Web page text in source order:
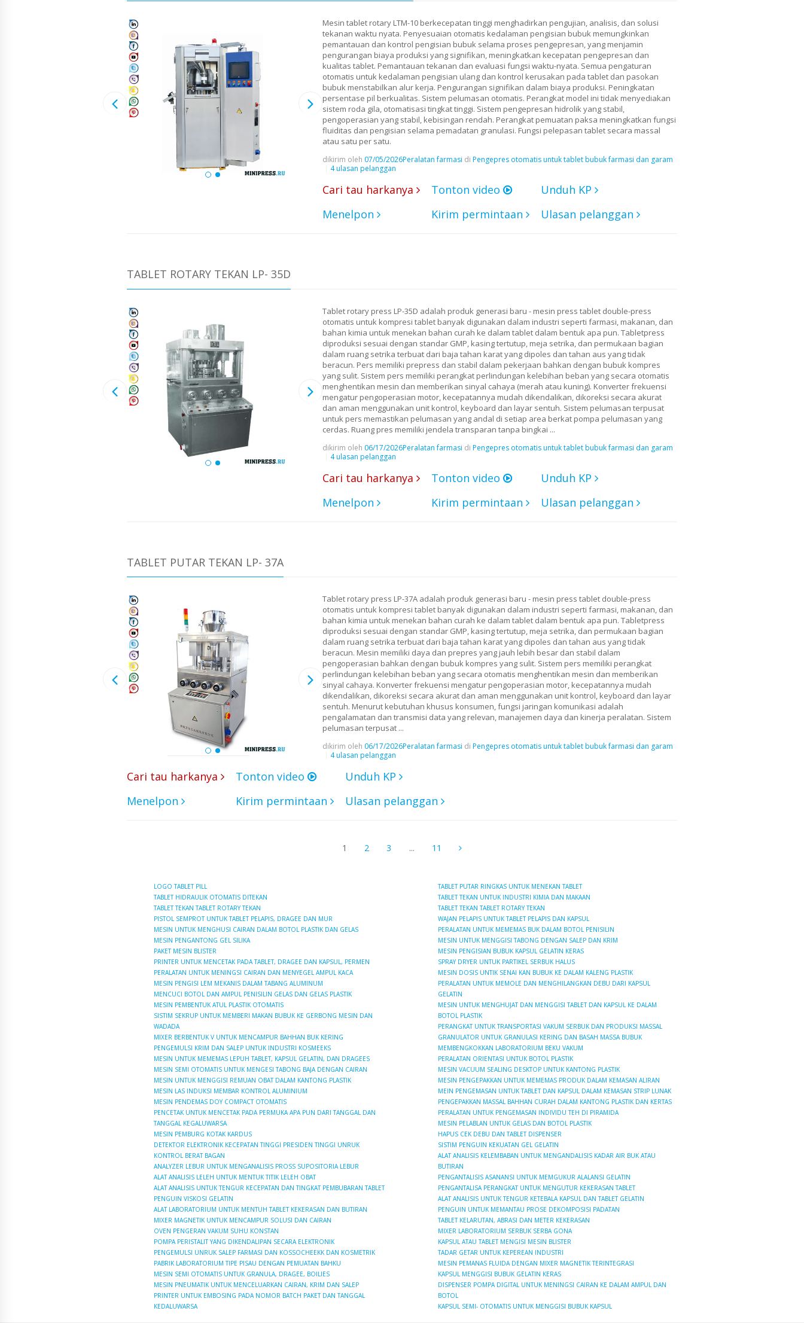
Mesin tablet rotary LTM-10 berkecepatan tinggi menghadirkan pengujian, analisis, dan solusi
tekanan waktu nyata. Penyesuaian otomatis kedalaman pengisian bubuk memungkinkan
pemantauan dan kontrol pengisian bubuk selama proses pengepresan, yang menjamin
pengurangan biaya produksi yang signifikan, meningkatkan kecepatan pengepresan dan
kualitas tablet. Pemantauan tekanan dan evaluasi fungsi waktu-nyata. Semua pengaturan
otomatis untuk kedalaman pengisian ulang dan kontrol kerusakan pada tablet dan pasokan
bubuk menstabilkan alur kerja. Pengurangan signifikan dalam biaya produksi. Peningkatan
persentase pil berkualitas. Sistem pelumasan otomatis. Perangkat model ini tidak menyediakan
sistem roda gila, otomatisasi tingkat tinggi. Sistem pengepresan hidrolik yang stabil,
pengoperasian yang stabil, kebisingan rendah. Perangkat pemuatan paksa meningkatkan fungsi
fluiditas dan pengisian selama pemadatan granulasi. Fungsi pelepasan tablet secara massal
atau satu per satu.
dikirim oleh 07/05/2026Peralatan farmasi di Pengepres otomatis untuk tablet bubuk farmasi dan garam
4 ulasan pelanggan
Cari tau harkanya Tonton video
Unduh KP
Menelpon
Kirim permintaan Ulasan pelanggan
TABLET ROTARY TEKAN LP- 35D
Tablet rotary press LP-35D adalah produk generasi baru - mesin press tablet double-press
otomatis untuk kompresi tablet banyak digunakan dalam industri seperti farmasi, makanan, dan
bahan kimia untuk menekan bahan curah ke dalam tablet dalam bentuk apa pun. Tabletpress
diproduksi sesuai dengan standar GMP, kasing tertutup, meja setrika, dan permukaan bagian
dalam ruang setrika terbuat dari baja tahan karat yang dipoles dan tahan aus yang tidak
beracun. Pers memiliki prepress dan stabil dalam pekerjaan bahkan dengan bubuk kompres
yang sulit. Sistem pers memiliki perangkat perlindungan kelebihan beban yang secara otomatis
menghentikan mesin dan memberikan sinyal cahaya (merah atau kuning). Konverter frekuensi
mengatur pengoperasian motor, kecepatannya mudah dikendalikan, dikoreksi secara akurat
dan aman menggunakan unit kontrol, keyboard dan layar sentuh. Sistem pelumasan terpusat
untuk pers memastikan pelumasan yang andal di setiap area berkat pompa pelumasan yang
cerdas. Ruang pres memiliki jendela transparan tanpa bingkai ...
dikirim oleh 06/17/2026Peralatan farmasi di Pengepres otomatis untuk tablet bubuk farmasi dan garam
4 ulasan pelanggan
Cari tau harkanya Tonton video
Unduh KP
Menelpon
Kirim permintaan Ulasan pelanggan
TABLET PUTAR TEKAN LP- 37A
Tablet rotary press LP-37A adalah produk generasi baru - mesin press tablet double-press
otomatis untuk kompresi tablet banyak digunakan dalam industri seperti farmasi, makanan, dan
bahan kimia untuk menekan bahan curah ke dalam tablet dalam bentuk apa pun. Tabletpress
diproduksi sesuai dengan standar GMP, kasing tertutup, meja setrika, dan permukaan bagian
dalam ruang setrika terbuat dari baja tahan karat yang dipoles dan tahan aus yang tidak
beracun. Mesin memiliki daya dan prepres yang jauh lebih besar dan stabil dalam
pengoperasian bahkan dengan bubuk kompres yang sulit. Sistem pers memiliki perangkat
perlindungan kelebihan beban yang secara otomatis menghentikan mesin dan memberikan
sinyal cahaya. Konverter frekuensi mengatur pengoperasian motor, kecepatannya mudah
dikendalikan, dikoreksi secara akurat dan aman menggunakan unit kontrol, keyboard dan layar
sentuh. Menurut kebutuhan khusus konsumen, fungsi jaringan komunikasi adalah
pengalamatan dan transmisi data yang relevan, manajemen daya dan kinerja peralatan. Sistem
pelumasan terpusat ...
dikirim oleh 06/17/2026Peralatan farmasi di Pengepres otomatis untuk tablet bubuk farmasi dan garam
4 ulasan pelanggan
Cari tau harkanya Tonton video
Unduh KP
Menelpon
Kirim permintaan Ulasan pelanggan
1 2 3 ... 11
LOGO TABLET PILL
TABLET HIDRAULIK OTOMATIS DITEKAN
TABLET TEKAN TABLET ROTARY TEKAN
PISTOL SEMPROT UNTUK TABLET PELAPIS, DRAGEE DAN MUR
MESIN UNTUK MENGHUSI CAIRAN DALAM BOTOL PLASTIK DAN GELAS
MESIN PENGANTONG GEL SILIKA
PAKET MESIN BLISTER
PRINTER UNTUK MENCETAK PADA TABLET, DRAGEE DAN KAPSUL, PERMEN
PERALATAN UNTUK MENINGSI CAIRAN DAN MENYEGEL AMPUL KACA
MESIN PENGISI LEM MEKANIS DALAM TABANG ALUMINUM
MENCUCI BOTOL DAN AMPUL PENISILIN GELAS DAN GELAS PLASTIK
MESIN PEMBENTUK ATUL PLASTIK OTOMATIS
SISTIM SEKRUP UNTUK MEMBERI MAKAN BUBUK KE GERBONG MESIN DAN
WADADA
MIXER BERBENTUK V UNTUK MENCAMPUR BAHHAN BUK KERING
PENGEMULSI KRIM DAN SALEP UNTUK INDUSTRI KOSMEEKS
MESIN UNTUK MEMEMAS LEPUH TABLET, KAPSUL GELATIN, DAN DRAGEES
MESIN SEMI OTOMATIS UNTUK MENGESI TABONG BAJA DENGAN CAIRAN
MESIN UNTUK MENGGISI REMUAN OBAT DALAM KANTONG PLASTIK
MESIN LAS INDUKSI MEMBAR KONTROL ALUMINIUM
MESIN PENDEMAS DOY COMPACT OTOMATIS
PENCETAK UNTUK MENCETAK PADA PERMUKA APA PUN DARI TANGGAL DAN
TANGGAL KEGALUWARSA
MESIN PEMBURG KOTAK KARDUS
DETEKTOR ELEKTRONIK KECEPATAN TINGGI PRESIDEN TINGGI UNRUK
KONTROL BERAT BAGAN
ANALYZER LEBUR UNTUK MENGANALISIS PROSS SUPOSITORIA LEBUR
ALAT ANALISIS LELEH UNTUK MENTUK TITIK LELEH OBAT
ALAT ANALISIS UNTUK TENGUR KECEPATAN DAN TINGKAT PEMBUBARAN TABLET
PENGUIN VISKOSI GELATIN
ALAT LABORATORIUM UNTUK MENTUH TABLET KEKERASAN DAN BUTIRAN
MIXER MAGNETIK UNTUK MENCAMPUR SOLUSI DAN CAIRAN
OVEN PENGERAN VAKUM SUHU KONSTAN
POMPA PERISTALIT YANG DIKENDALIPAN SECARA ELEKTRONIK
PENGEMULSI UNRUK SALEP FARMASI DAN KOSSOCHEEKK DAN KOSMETRIK
PABRIK LABORATORIUM TIPE PISAU DENGAN PEMUATAN BAHKU
MESIN SEMI OTOMATIS UNTUK GRANULA, DRAGEE, BOILIES
MESIN PNEUMATIK UNTUK MENCELUARKAN CAIRAN, KRIM DAN SALEP
PRINTER UNTUK EMBOSING PADA NOMOR BATCH PAKET DAN TANGGAL
KEDALUWARSA
TABLET PUTAR RINGKAS UNTUK MENEKAN TABLET
TABLET TEKAN UNTUK INDUSTRI KIMIA DAN MAKAAN
TABLET TEKAN TABLET ROTARY TEKAN
WAJAN PELAPIS UNTUK TABLET PELAPIS DAN KAPSUL
PERALATAN UNTUK MEMEMAS BUK DALAM BOTOL PENISILIN
MESIN UNTUK MENGGISI TABONG DENGAN SALEP DAN KRIM
MESIN PENGISIAN BUBUK KAPSUL GELATIN KERAS
SPRAY DRYER UNTUK PARTIKEL SERBUK HALUS
MESIN DOSIS UNTIK SENAI KAN BUBUK KE DALAM KALENG PLASTIK
PERALATAN UNTUK MEMOLE DAN MENGHILANGKAN DEBU DARI KAPSUL
GELATIN
MESIN UNTUK MENGHUJAT DAN MENGGISI TABLET DAN KAPSUL KE DALAM
BOTOL PLASTIK
PERANGKAT UNTUK TRANSPORTASI VAKUM SERBUK DAN PRODUKSI MASSAL
GRANULATOR UNTUK GRANULASI KERING DAN BASAH MASSA BUBUK
MEMBENGKOKKAN LABORATORIUM BEKU VAKUM
PERALATAN ORIENTASI UNTUK BOTOL PLASTIK
MESIN VACUUM SEALING DESKTOP UNTUK KANTONG PLASTIK
MESIN PENGEPAKKAN UNTUK MEMEMAS PRODUK DALAM KEMASAN ALIRAN
MEIN PENGEMASAN UNTUK TABLET DAN KAPSUL DALAM KEMASAN STRIP LUNAK
PENGEPAKKAN MASSAL BAHHAN CURAH DALAM KANTONG PLASTIK DAN KERTAS
PERALATAN UNTUK PENGEMASAN INDIVIDU TEH DI PIRAMIDA
MESIN PELABLAN UNTUK GELAS DAN BOTOL PLASTIK
HAPUS CEK DEBU DAN TABLET DISPENSER
SISTIM PENGUIN KEKUATAN GEL GELATIN
ALAT ANALISIS KELEMBABAN UNTUK MENGANDALISIS KADAR AIR BUK ATAU
BUTIRAN
PENGANTALISIS ASANANSI UNTUK MEMGUKUR ALALANSI GELATIN
PENGANTALISA PERANGKAT UNTUK MENGUTUR KEKERASAN TABLET
ALAT ANALISIS UNTUK TENGUR KETEBALA KAPSUL DAN TABLET GELATIN
PENGUIN UNTUK MEMANTAU PROSE DEKOMPOSISI PADATAN
TABLET KELARUTAN, ABRASI DAN METER KEKERASAN
MIXER LABORATORIUM SERBUK SERBA GONA
KAPSUL ATAU TABLET MENGISI MESIN BLISTER
TADAR GETAR UNTUK KEPEREAN INDUSTRI
MESIN PEMANAS FLUIDA DENGAN MIXER MAGNETIK TERINTEGRASI
KAPSUL MENGGISI BUBUK GELATIN KERAS
DISPENSER POMPA DIGITAL UNTUK MENINGSI CAIRAN KE DALAM AMPUL DAN
BOTOL
KAPSUL SEMI- OTOMATIS UNTUK MENGGISI BUBUK KAPSUL